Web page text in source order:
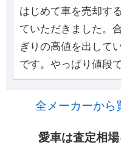
はじめて車を売却す
ていただきました。
ぎりの高値を出して
です。やっぱり値段
全メーカーから
愛車は査定相